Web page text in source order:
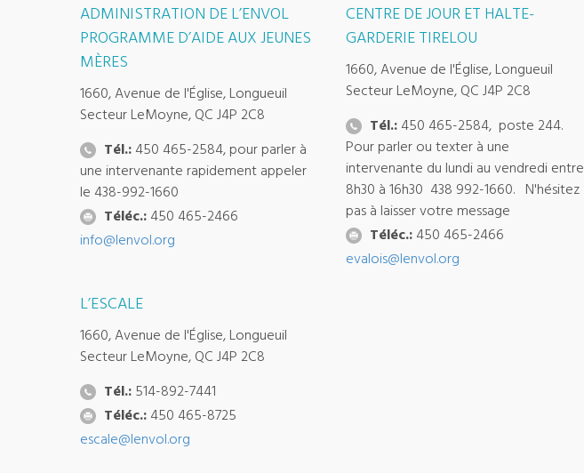
ADMINISTRATION DE L’ENVOL
PROGRAMME D’AIDE AUX JEUNES
MÈRES
1660, Avenue de l'Église, Longueuil
Secteur LeMoyne, QC J4P 2C8
Tél.: 450 465-2584, pour parler à
une intervenante rapidement appeler
le 438-992-1660
Téléc.: 450 465-2466
info@lenvol.org
CENTRE DE JOUR ET HALTE-
GARDERIE TIRELOU
1660, Avenue de l'Église, Longueuil
Secteur LeMoyne, QC J4P 2C8
Tél.:450 465-2584, poste 244.
Pour parler ou texter à une
intervenante du lundi au vendredi entre
8h30 à 16h30 438 992-1660. N'hésitez
pas à laisser votre message
Téléc.:450 465-2466
evalois@lenvol.org
L’ESCALE
1660, Avenue de l'Église, Longueuil
Secteur LeMoyne, QC J4P 2C8
Tél.: 514-892-7441
Téléc.: 450 465-8725
escale@lenvol.org